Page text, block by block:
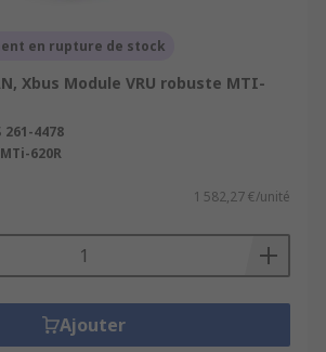
en rupture de stock
Xbus Module VRU robuste MTI-
261-4478
MTi-620R
1 582,27 €/unité
Ajouter